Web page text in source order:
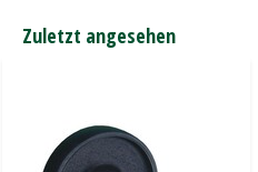
Zuletzt angesehen